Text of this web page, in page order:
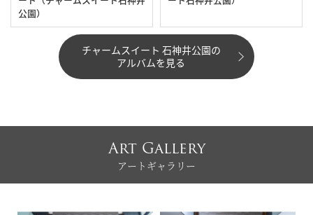
公園）
チャームスイート 石神井公園の
アルバムを見る
Art Gallery
アートギャラリー